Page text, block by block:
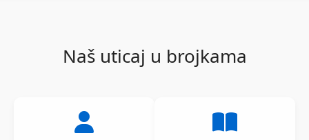
Naš uticaj u brojkama